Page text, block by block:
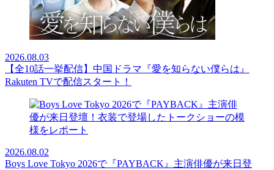
2026.08.03
【全10話一挙配信】中国ドラマ『愛を知らない僕らは』
Rakuten TVで配信スタート！
2026.08.02
Boys Love Tokyo 2026で『PAYBACK』主演俳優が来日登